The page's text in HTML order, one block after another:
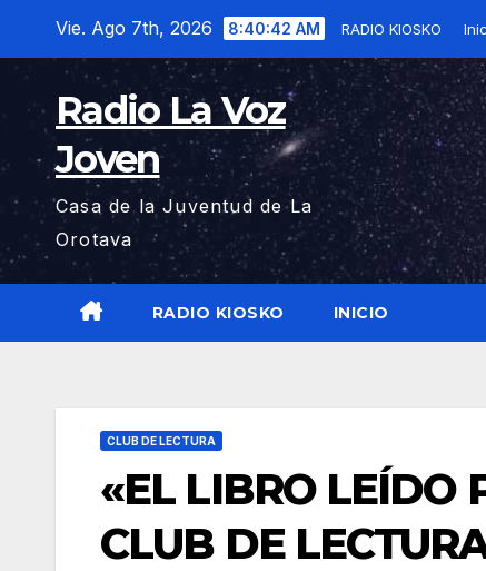
contenido
Vie. Ago 7th, 2026 8:40:44 AM RADIO KIOSKO
Radio La Voz
Joven
Casa de la Juventud de La
Orotava
RADIO KIOSKO INICIO
CLUB DE LECTURA
«EL LIBRO LEÍDO
CLUB DE